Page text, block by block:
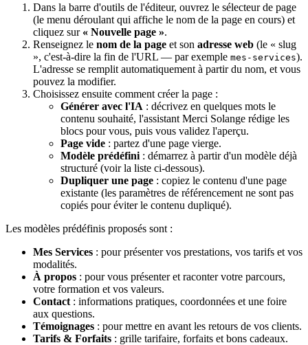
Dans la barre d'outils de l'éditeur, ouvrez le sélecteur de page
(le menu déroulant qui affiche le nom de la page en cours) et
cliquez sur « Nouvelle page ».
Renseignez le nom de la page et son adresse web (le « slug
», c'est-à-dire la fin de l'URL — par exemple mes-services).
L'adresse se remplit automatiquement à partir du nom, et vous
pouvez la modifier.
Choisissez ensuite comment créer la page :
Générer avec l'IA : décrivez en quelques mots le
contenu souhaité, l'assistant Merci Solange rédige les
blocs pour vous, puis vous validez l'aperçu.
Page vide : partez d'une page vierge.
Modèle prédéfini : démarrez à partir d'un modèle déjà
structuré (voir la liste ci-dessous).
Dupliquer une page : copiez le contenu d'une page
existante (les paramètres de référencement ne sont pas
copiés pour éviter le contenu dupliqué).
Les modèles prédéfinis proposés sont :
Mes Services : pour présenter vos prestations, vos tarifs et vos
modalités.
À propos : pour vous présenter et raconter votre parcours,
votre formation et vos valeurs.
Contact : informations pratiques, coordonnées et une foire
aux questions.
Témoignages : pour mettre en avant les retours de vos clients.
Tarifs & Forfaits : grille tarifaire, forfaits et bons cadeaux.